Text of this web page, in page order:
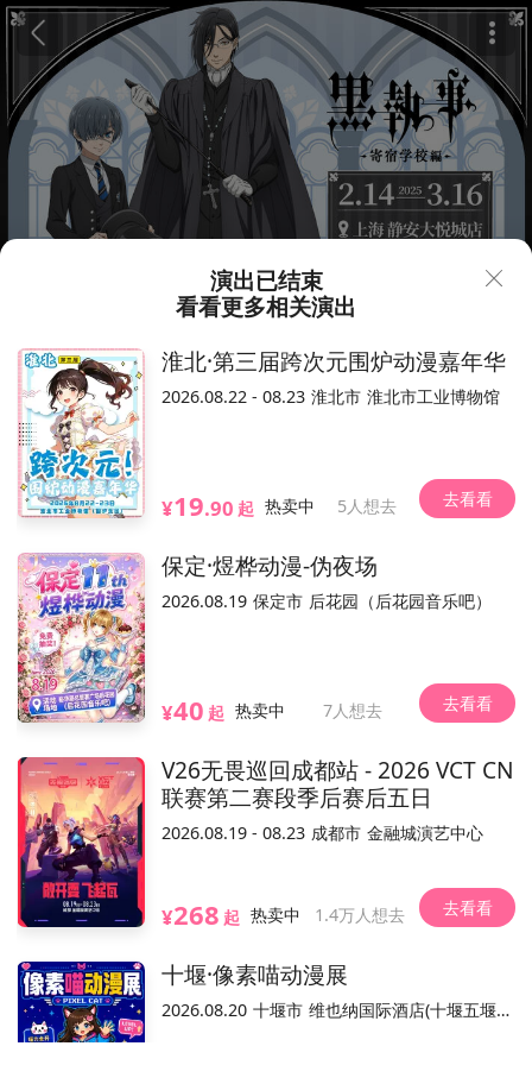
上海∙次元波板糖《黑执事 寄宿
学校篇》主题授权店
2025.02.14-03.30（以现场为准）
357人想去
次元波板糖（8楼1店）
不可退 可转赠 电子票/兑换票
活动介绍
务销售平台，活动内容和合规手续由主办方负责。
已结束
0年00月
演出已结束
看看更多相关演出
淮北·第三届跨次元围炉动漫嘉年华
2026.08.22 - 08.23 淮北市 淮北市工业博物馆
¥19.90 起 热卖中 5人想去 去看看
保定·煜桦动漫-伪夜场
2026.08.19 保定市 后花园（后花园音乐吧）
¥40 起 热卖中 7人想去 去看看
V26无畏巡回成都站 - 2026 VCT CN
联赛第二赛段季后赛后五日
2026.08.19 - 08.23 成都市 金融城演艺中心
¥268 起 热卖中 1.4万人想去 去看看
十堰·像素喵动漫展
2026.08.20 十堰市 维也纳国际酒店(十堰五堰步行街店)